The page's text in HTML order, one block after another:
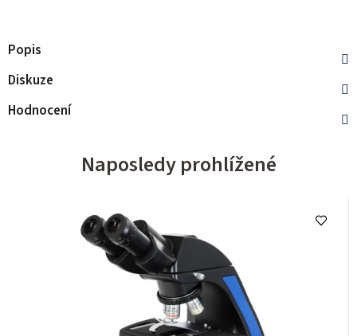
Popis
Diskuze
Hodnocení
Naposledy prohlížené